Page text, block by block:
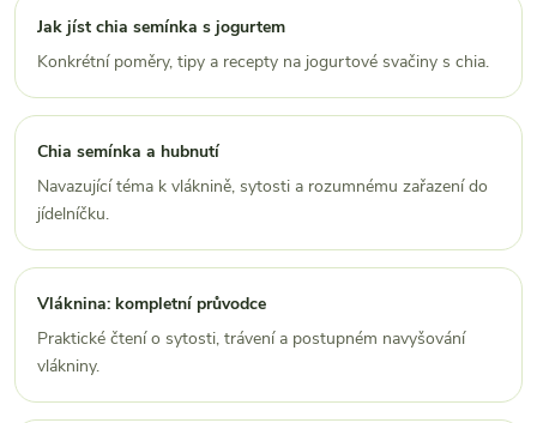
Jak jíst chia semínka s jogurtem
Konkrétní poměry, tipy a recepty na jogurtové svačiny s chia.
Chia semínka a hubnutí
Navazující téma k vláknině, sytosti a rozumnému zařazení do
jídelníčku.
Vláknina: kompletní průvodce
Praktické čtení o sytosti, trávení a postupném navyšování
vlákniny.